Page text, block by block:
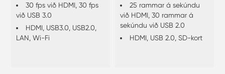
30 fps við HDMI, 30 fps
við USB 3.0
HDMI, USB3.0, USB2.0,
LAN, Wi-Fi
25 rammar á sekúndu
við HDMI, 30 rammar á
sekúndu við USB 2.0
HDMI, USB 2.0, SD-kort